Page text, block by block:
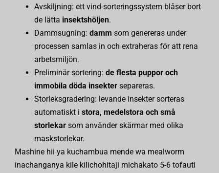
Avskiljning: ett vind-sorteringssystem blåser bort
de lätta insektshöljen.
Dammsugning: damm som genereras under
processen samlas in och extraheras för att rena
arbetsmiljön.
Preliminär sortering: de flesta puppor och
immobila döda insekter separeras.
Storleksgradering: levande insekter sorteras
automatiskt i stora, medelstora och små
storlekar som använder skärmar med olika
maskstorlekar.
Mashine hii ya kuchambua mende wa mealworm
inachanganya kile kilichohitaji michakato 5-6 tofauti